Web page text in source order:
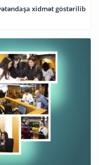
xidmət göstərilib